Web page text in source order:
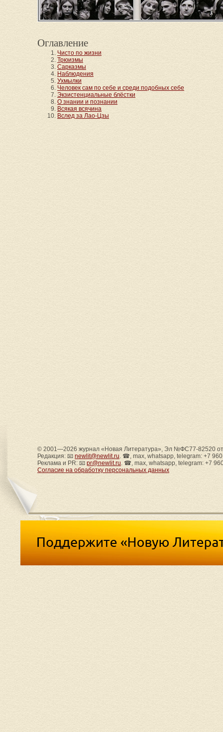
Оглавление
Чисто по жизни
Трюизмы
Сарказмы
Наблюдения
Ухмылки
Человек сам по себе и среди подобных себе
Экзистенциальные блёстки
О знании и познании
Всякая всячина
Вслед за Лао-Цзы
© 2001—2026 журнал «Новая Литература», Эл №ФС77-82520
Редакция: 📧 newlit@newlit.ru. ☎, max, whatsapp, telegram: +7
Реклама и PR: 📧 pr@newlit.ru. ☎, max, whatsapp, telegram: +7
Согласие на обработку персональных данных